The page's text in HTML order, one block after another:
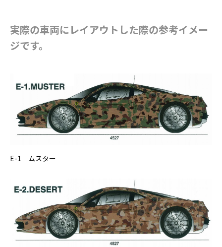
実際の車両にレイアウトした際の参考イメー
ジです。
E-1 ムスター